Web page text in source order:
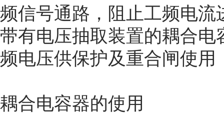
频信号通路，阻止工频电
带有电压抽取装置的耦合
频电压供保护及重合闸使
耦合电容器的使用